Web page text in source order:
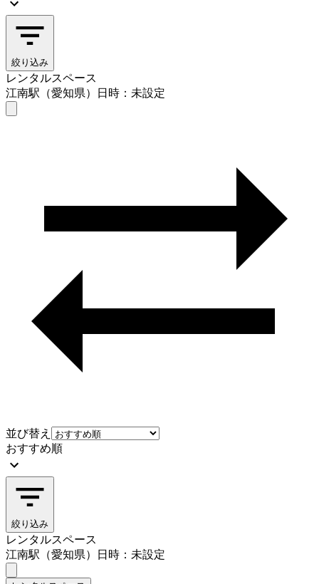
絞り込み
レンタルスペース
江南駅（愛知県）
日時：未設定
並び替え
おすすめ順
絞り込み
レンタルスペース
江南駅（愛知県）
日時：未設定